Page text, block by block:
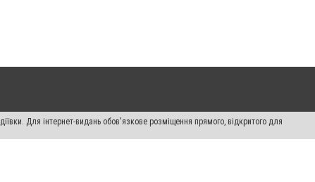
Для інтернет-видань обов'язкове розміщення прямого, відкритого для